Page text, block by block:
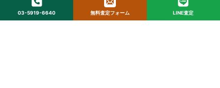
© 2025 StockLab. All Rights Reserved.
03-5919-6640 無料査定フォーム LINE査定